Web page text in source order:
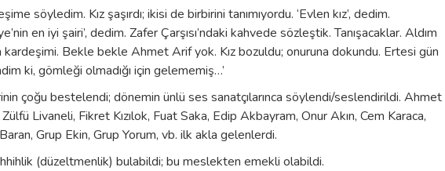
söyledim. Kız şaşırdı; ikisi de birbirini tanımıyordu. ‘Evlen kız’, dedim.
en iyi şairi’, dedim. Zafer Çarşısı’ndaki kahvede sözleştik. Tanışacaklar. Aldım
Bekle bekle Ahmet Arif yok. Kız bozuldu; onuruna dokundu. Ertesi gün
ki, gömleği olmadığı için gelememiş…’
çoğu bestelendi; dönemin ünlü ses sanatçılarınca söylendi/seslendirildi. Ahmet
Livaneli, Fikret Kızılok, Fuat Saka, Edip Akbayram, Onur Akın, Cem Karaca,
Grup Ekin, Grup Yorum, vb. ilk akla gelenlerdi.
(düzeltmenlik) bulabildi; bu meslekten emekli olabildi.